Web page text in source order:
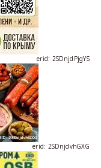
erid: 2SDnjdvhGXG